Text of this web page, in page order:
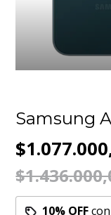
Samsung
10% OFFcon